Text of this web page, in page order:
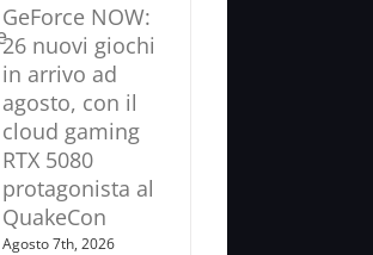
GeForce NOW:
26 nuovi giochi
in arrivo ad
agosto, con il
cloud gaming
RTX 5080
protagonista al
QuakeCon
Agosto 7th, 2026